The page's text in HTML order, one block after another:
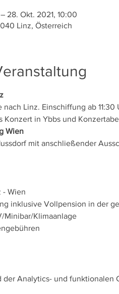
28. Okt. 2021, 10:00
Linz, Österreich
Linz. Einschiffung ab
Konzert in Ybbs und
Wien
mit anschließender
- Wien
inklusive Vollpension in der
Minibar/Klimaanlage
der Analytics- und funktionalen